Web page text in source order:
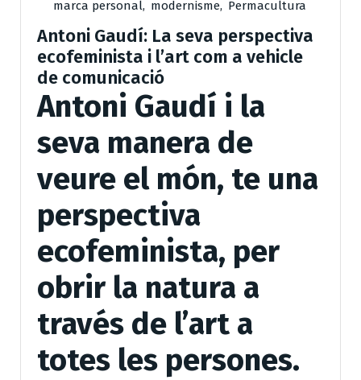
marca personal, modernisme, Permacultura
Antoni Gaudí: La seva perspectiva
ecofeminista i l’art com a vehicle
de comunicació
Antoni Gaudí i la
seva manera de
veure el món, te una
perspectiva
ecofeminista, per
obrir la natura a
través de l’art a
totes les persones.